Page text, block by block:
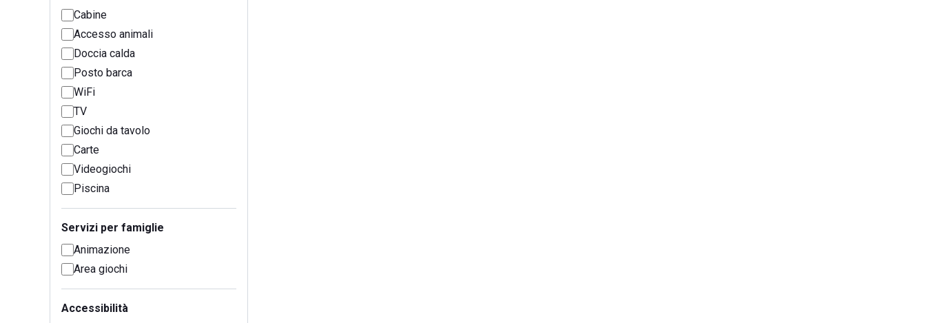
Cabine
Accesso animali
Doccia calda
Posto barca
WiFi
TV
Giochi da tavolo
Carte
Videogiochi
Piscina
Servizi per famiglie
Animazione
Area giochi
Accessibilità